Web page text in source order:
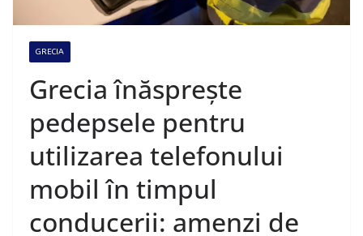
GRECIA
Grecia înăsprește
pedepsele pentru
utilizarea telefonului
mobil în timpul
conducerii: amenzi de